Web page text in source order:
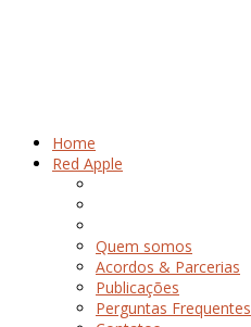
Home
Red Apple
Quem somos
Acordos & Parcerias
Publicações
Perguntas Frequentes